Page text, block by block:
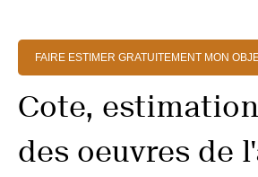
FAIRE ESTIMER GRATUITEMENT MON
Cote,
des oeuvres de